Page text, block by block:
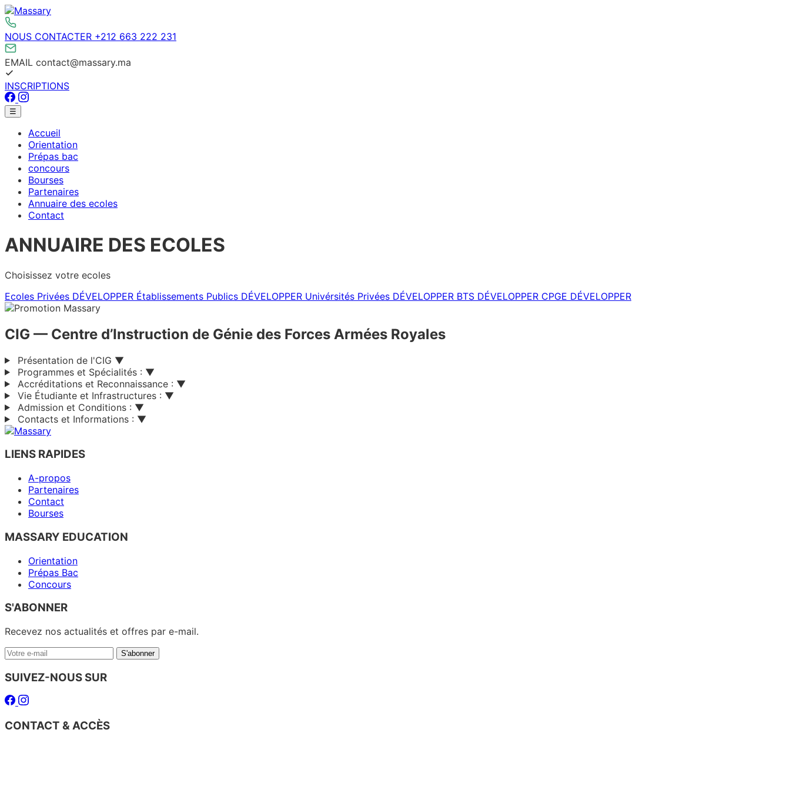
Aller
au
contenu
NOUS CONTACTER +212 663 222 231
EMAIL contact@massary.ma
INSCRIPTIONS
Facebook
Instagram
Menu
principal
☰
Accueil
Orientation
Prépas bac
concours
Bourses
Partenaires
Annuaire des ecoles
Contact
ANNUAIRE DES ECOLES
Choisissez votre ecoles
Ecoles Privées DÉVELOPPER Établissements Publics DÉVELOPPER Univérsités Privées DÉVELOPPER BTS DÉVELOPPER CPGE DÉVELOPPER
CIG — Centre d’Instruction de Génie des Forces Armées Royales
Présentation de l'CIG ▼
Programmes et Spécialités : ▼
Accréditations et Reconnaissance : ▼
Vie Étudiante et Infrastructures : ▼
Admission et Conditions : ▼
Contacts et Informations : ▼
LIENS RAPIDES
A-propos
Partenaires
Contact
Bourses
MASSARY EDUCATION
Orientation
Prépas Bac
Concours
S'ABONNER
Recevez nos actualités et offres par e-mail.
Votre
mail
S'abonner
SUIVEZ-NOUS SUR
Facebook
Instagram
CONTACT & ACCÈS